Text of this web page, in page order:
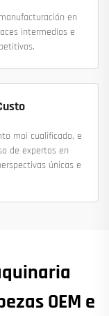
en
intermedios e
moi cualificado, e
de expertos en
únicas e
OEM e